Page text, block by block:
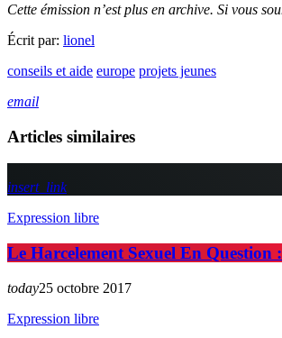
Cette émission n’est plus en archive. Si vous
Écrit par: lionel
conseils et aide europe projets jeunes
email
Articles similaires
insert_link
Expression libre
Le Harcelement Sexuel En Question
today25 octobre 2017
Expression libre